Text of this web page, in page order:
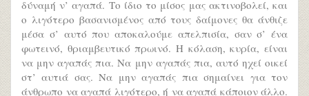
δύναμή ν’ αγαπά. Το ίδιο το μίσος μας ακτινοβολεί, και
ο λιγότερο βασανισμένος από τους δαίμονες θα άνθιζε
μέσα σ’ αυτό που αποκαλούμε απελπισία, σαν σ’ ένα
φωτεινό, θριαμβευτικό πρωινό. Η κόλαση, κυρία, είναι
να μην αγαπάς πια. Να μην αγαπάς πια, αυτό ηχεί οικεί
στ’ αυτιά σας. Να μην αγαπάς πια σημαίνει για τον
άνθρωπο να αγαπά λιγότερο, ή να αγαπά κάποιον άλλο.